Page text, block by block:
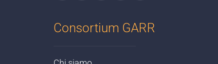
Consortium GARR